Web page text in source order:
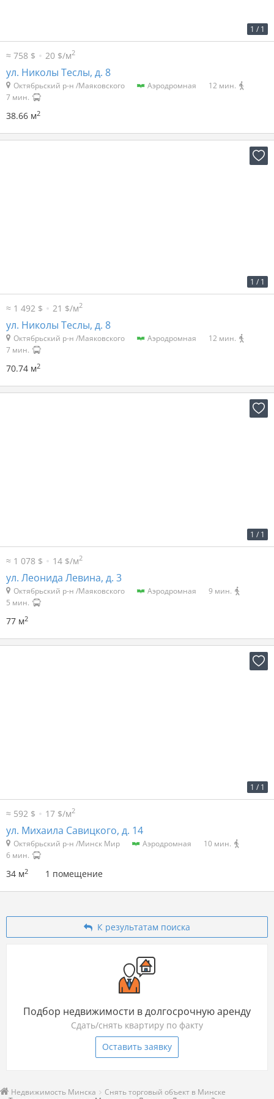
1 / 1
≈ 758 $ 20 $/м2
ул. Николы Теслы, д. 8
Октябрьский р-н /Маяковского Аэродромная
12 мин.
7 мин.
38.66 м2
1 / 1
≈ 1 492 $ 21 $/м2
ул. Николы Теслы, д. 8
Октябрьский р-н /Маяковского Аэродромная
12 мин.
7 мин.
70.74 м2
1 / 1
≈ 1 078 $ 14 $/м2
ул. Леонида Левина, д. 3
Октябрьский р-н /Маяковского Аэродромная
9 мин.
5 мин.
77 м2
1 / 1
≈ 592 $ 17 $/м2
ул. Михаила Савицкого, д. 14
Октябрьский р-н /Минск Мир Аэродромная
10 мин.
6 мин.
34 м2 1 помещение
К результатам поиска
Подбор недвижимости в долгосрочную аренду
Сдать/снять квартиру по факту
Оставить заявку
Недвижимость Минска
Снять торговый объект в Минске